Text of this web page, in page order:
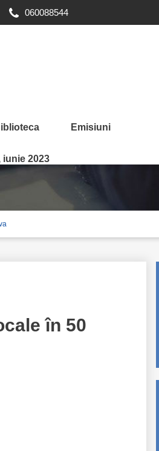
060088544
Emisiuni
2023
locale în 50
în 50